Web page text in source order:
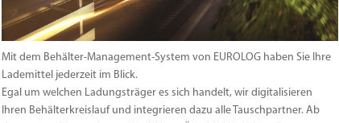
Mit dem Behälter-Management-System von EUROLOG haben Sie Ihre
Lademittel jederzeit im Blick.
Egal um welchen Ladungsträger es sich handelt, wir digitalisieren
Ihren Behälterkreislauf und integrieren dazu alle Tauschpartner. Ab